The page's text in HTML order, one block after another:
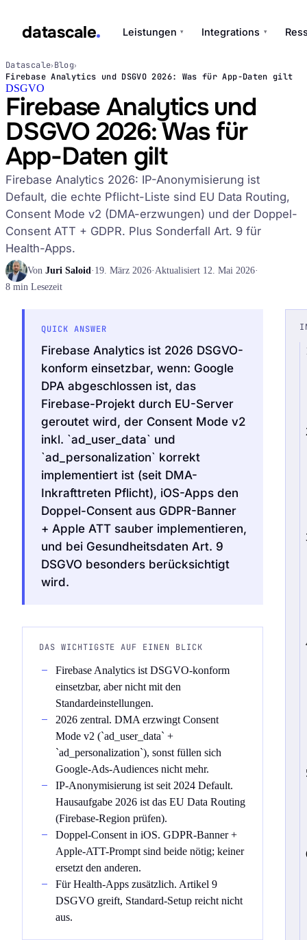
datascale Leistungen ▾ Integrations ▾
datascale
Leistungen
Integrations ▾
Audit Sprint anfragen
hello@datascale.de
+49 89 921 35 623
Datascale› Blog›
Firebase Analytics und DSGVO 2026: Was für App-Daten gilt
DSGVO
Firebase Analytics und
DSGVO 2026: Was für
App-Daten gilt
Firebase Analytics 2026: IP-Anonymisierung ist
Default, die echte Pflicht-Liste sind EU Data Routing,
Consent Mode v2 (DMA-erzwungen) und der Doppel-
Consent ATT + GDPR. Plus Sonderfall Art. 9 für
Health-Apps.
Von Juri Saloid· 19. März 2026·Aktualisiert 12. Mai 2026·
8 min Lesezeit
QUICK ANSWER
Firebase Analytics ist 2026 DSGVO-
konform einsetzbar, wenn: Google
DPA abgeschlossen ist, das
Firebase-Projekt durch EU-Server
geroutet wird, der Consent Mode v2
inkl. `ad_user_data` und
`ad_personalization` korrekt
implementiert ist (seit DMA-
Inkrafttreten Pflicht), iOS-Apps den
Doppel-Consent aus GDPR-Banner
+ Apple ATT sauber implementieren,
und bei Gesundheitsdaten Art. 9
DSGVO besonders berücksichtigt
wird.
DAS WICHTIGSTE AUF EINEN BLICK
Firebase Analytics ist DSGVO-konform
einsetzbar, aber nicht mit den
Standardeinstellungen.
2026 zentral. DMA erzwingt Consent
Mode v2 (`ad_user_data` +
`ad_personalization`), sonst füllen sich
Google-Ads-Audiences nicht mehr.
IP-Anonymisierung ist seit 2024 Default.
Hausaufgabe 2026 ist das EU Data Routing
(Firebase-Region prüfen).
Doppel-Consent in iOS. GDPR-Banner +
Apple-ATT-Prompt sind beide nötig; keiner
ersetzt den anderen.
Für Health-Apps zusätzlich. Artikel 9
DSGVO greift, Standard-Setup reicht nicht
aus.